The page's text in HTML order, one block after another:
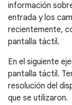
información
entrada y los
recientemente,
pantalla táctil.
En el siguiente
pantalla táctil.
resolución del
que se utilizaron.